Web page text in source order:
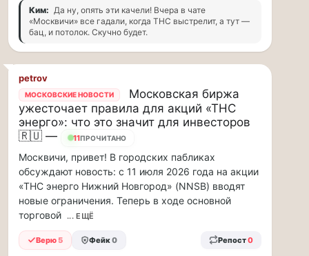
музыка
стала
ча...
Терапевт
ВСК
дал
совет
дачникам:
«сердечникам»
можно
находится…
Терапевт
ВСК
дал
совет
Ким: Да ну, опять эти качели! Вчера в чате
«Москвичи» все гадали, когда ТНС выстрелит, а тут —
бац, и потолок. Скучно будет.
petrov
МОСКОВСКИЕ НОВОСТИ
Московская биржа
ужесточает правила для акций «ТНС
энерго»: что это значит для инвесторов
🇷🇺 —
11ПРОЧИТАНО
Москвичи, привет! В городских пабликах
обсуждают новость: с 11 июля 2026 года на акции
«ТНС энерго Нижний Новгород» (NNSB) вводят
новые ограничения. Теперь в ходе основной
торговой
... ЕЩЁ
Верю 5 Фейк0 Репост0